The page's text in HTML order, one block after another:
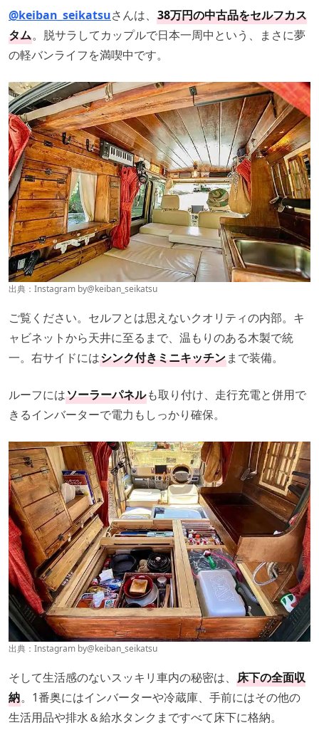
@keiban_seikatsuさんは、 38万円の中古品をセルフカス
タム。脱サラしてカップルで日本一周中という、まさに夢
の軽バンライフを満喫中です。
出典：Instagram by@keiban_seikatsu
ご覧ください。セルフとは思えないクオリティの内部。キ
ャビネットから天井に至るまで、温もりのある木製で統
一。右サイドにはシンク付きミニキッチンまで装備。
ルーフにはソーラーパネルも取り付け、走行充電と併用で
きるインバーターで電力もしっかり確保。
出典：Instagram by@keiban_seikatsu
そして生活感のないスッキリ車内の秘密は、 床下の全面収
納。1番奥にはインバーターや冷蔵庫、手前にはその他の
生活用品や排水＆給水タンクまですべて床下に格納。